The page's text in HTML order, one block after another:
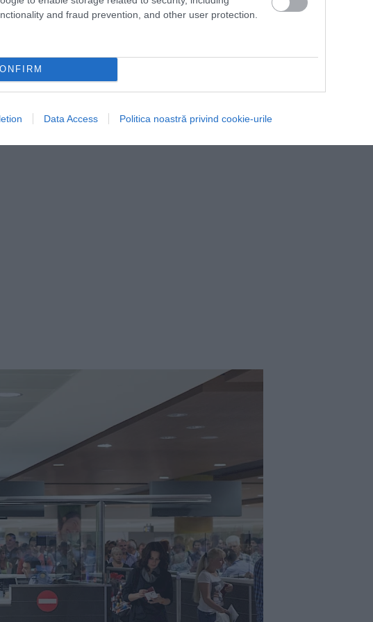
and fraud prevention, and other user protection.
Data Access Politica noastră privind cookie-urile
datelor biometrice la plecări pe
scăparea de sub control a cozilor. La
separate pentru pasagerii britanici, ca să